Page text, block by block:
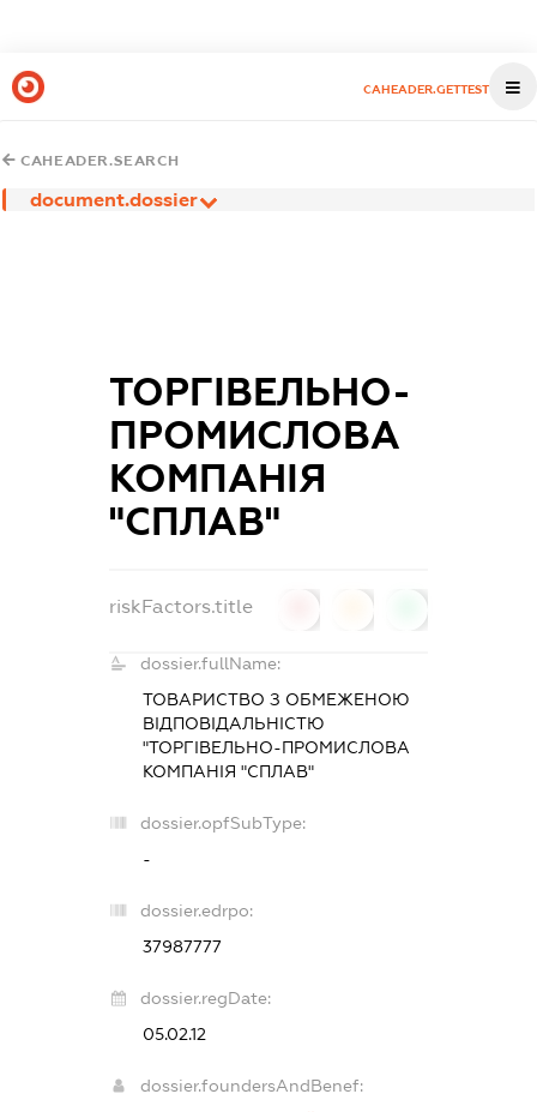
CAHEADER.GETTEST
CAHEADER.SEARCH
document.dossier
ТОРГІВЕЛЬНО-
ПРОМИСЛОВА
КОМПАНІЯ
"СПЛАВ"
riskFactors.title
dossier.fullName:
ТОВАРИСТВО З ОБМЕЖЕНОЮ
ВІДПОВІДАЛЬНІСТЮ
"ТОРГІВЕЛЬНО-ПРОМИСЛОВА
КОМПАНІЯ "СПЛАВ"
dossier.opfSubType:
-
dossier.edrpo:
37987777
dossier.regDate:
05.02.12
dossier.foundersAndBenef: